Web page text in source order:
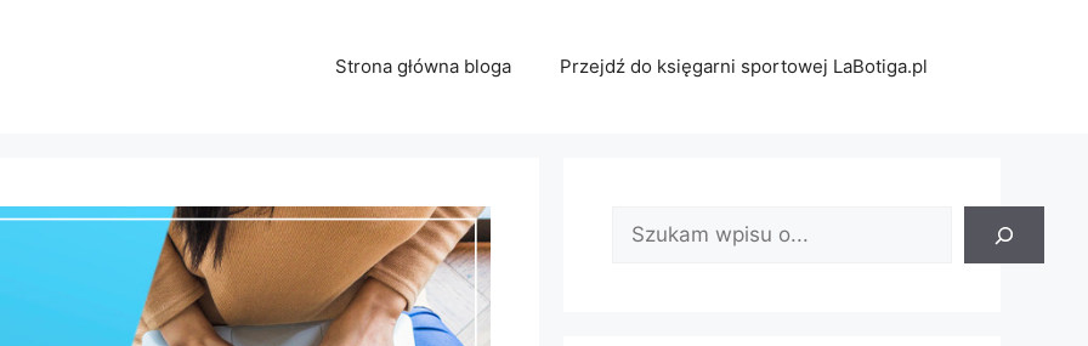
Strona główna bloga Przejdź do księgarni sportowej LaBotiga.pl
Znajdź
wpis: